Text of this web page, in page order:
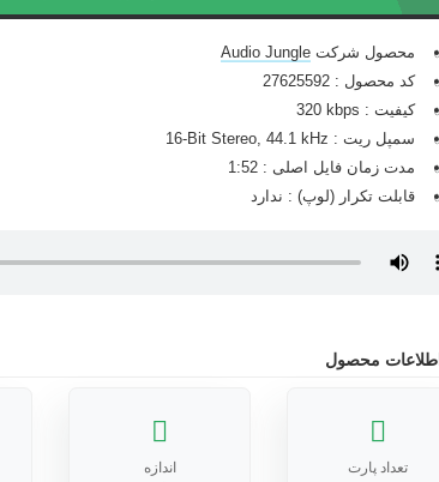
محصول شرکت Audio Jungle
کد محصول : 27625592
کیفیت : 320 kbps
سمپل ریت : 16-Bit Stereo, 44.1 kHz
مدت زمان فایل اصلی : 1:52
قابلت تکرار (لوپ) : ندارد
اطلاعات محصول
تعداد پارت
اندازه